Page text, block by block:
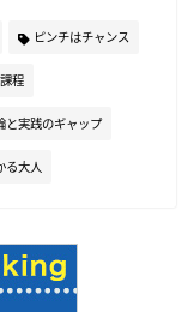
ピンチはチャンス
程
と実践のギャップ
る大人